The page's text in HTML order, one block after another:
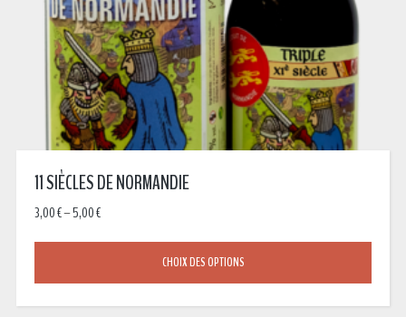
11 SIÈCLES DE NORMANDIE
3,00€–5,00€
CHOIX DES OPTIONS